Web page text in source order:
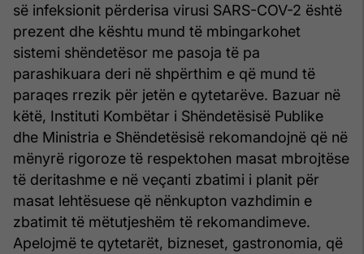
së infeksionit përderisa virusi SARS-COV-2 është
prezent dhe kështu mund të mbingarkohet
sistemi shëndetësor me pasoja të pa
parashikuara deri në shpërthim e që mund të
paraqes rrezik për jetën e qytetarëve. Bazuar në
këtë, Instituti Kombëtar i Shëndetësisë Publike
dhe Ministria e Shëndetësisë rekomandojnë që në
mënyrë rigoroze të respektohen masat mbrojtëse
të deritashme e në veçanti zbatimi i planit për
masat lehtësuese që nënkupton vazhdimin e
zbatimit të mëtutjeshëm të rekomandimeve.
Apelojmë te qytetarët, bizneset, gastronomia, që